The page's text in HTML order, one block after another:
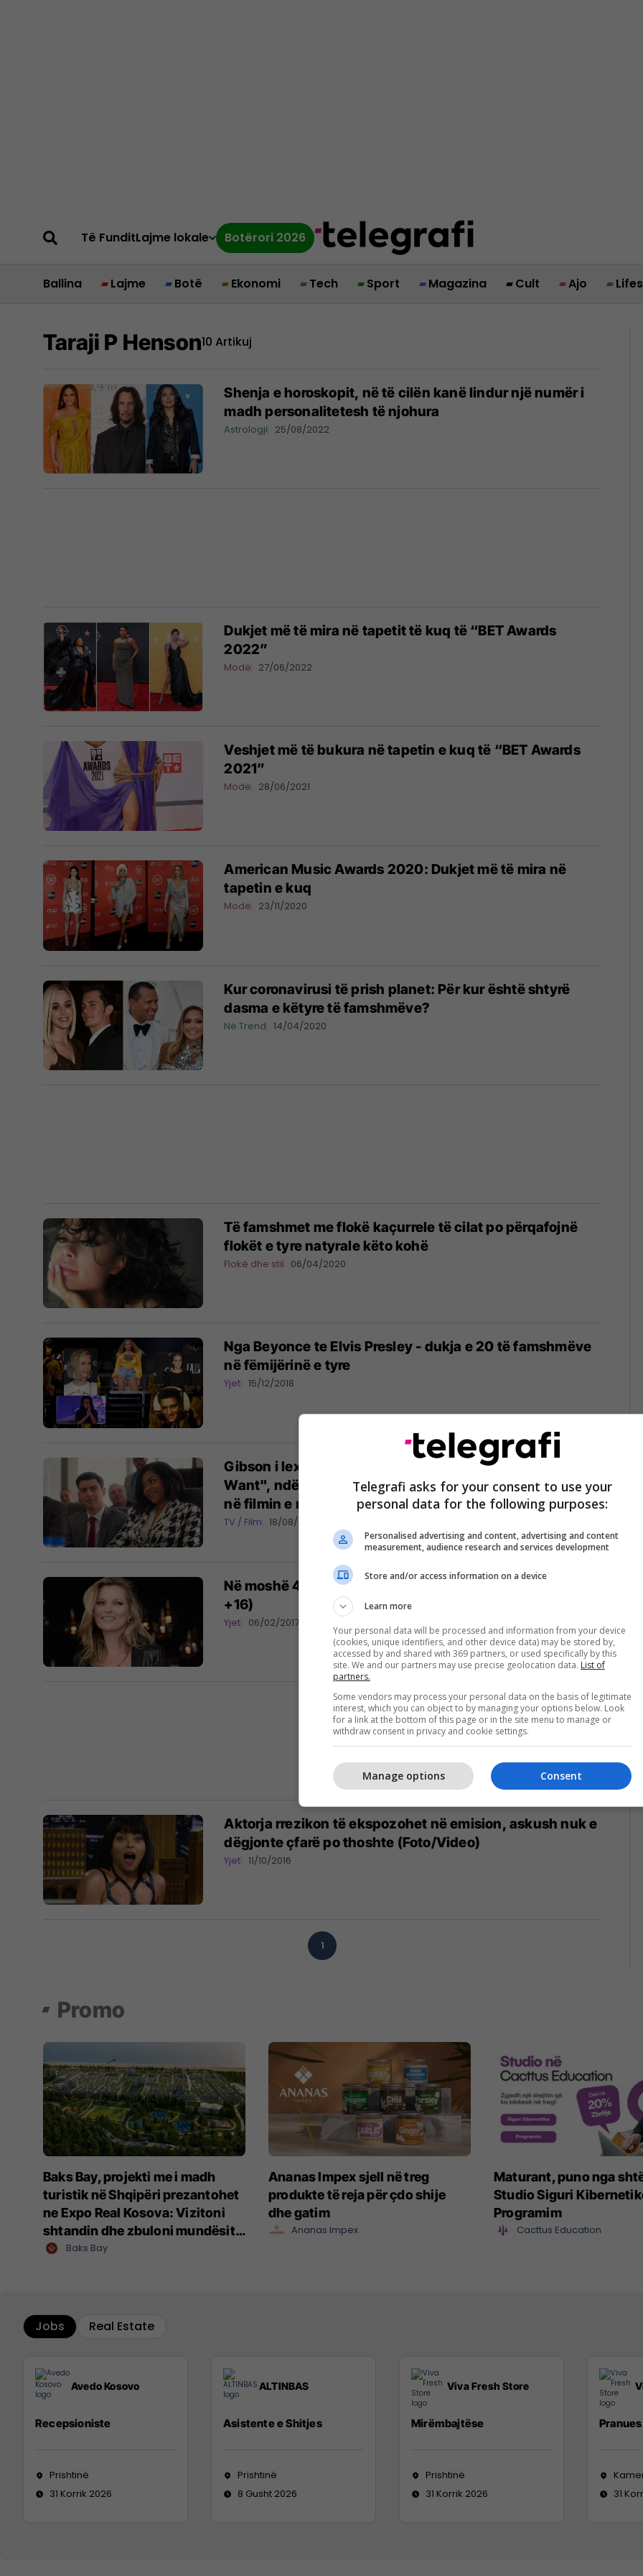
Të FunditLajme lokale Botërori 2026
Ballina Lajme Botë Ekonomi Tech Sport Magazina Cult Ajo
Taraji P Henson10 Artikuj
Shenja e horoskopit, në të cilën kanë lindur një numër i
madh personalitetesh të njohura
Astrologji 25/08/2022
Dukjet më të mira në tapetit të kuq të “BET Awards
2022”
Modë 27/06/2022
Veshjet më të bukura në tapetin e kuq të “BET Awards
2021”
Modë 28/06/2021
American Music Awards 2020: Dukjet më të mira në
tapetin e kuq
Modë 23/11/2020
Kur coronavirusi të prish planet: Për kur është shtyrë
dasma e këtyre të famshmëve?
Në Trend 14/04/2020
Të famshmet me flokë kaçurrele të cilat po përqafojnë
flokët e tyre natyrale këto kohë
Flokë dhe stil 06/04/2020
Nga Beyonce te Elvis Presley - dukja e 20 të famshmëve
në fëmijërinë e tyre
Yjet 15/12/2018
Gibson i lexonte mendimet e femrave në "What Women
Want", ndërsa Taraji do të zbulojë çfarë duan meshkujt
në filmin e ri
TV / Film 18/08/2018
Në moshë 43 vjeçare, Kate Moss pozon e zhveshur (Foto,
+16)
Yjet 06/02/2017
Aktorja rrezikon të ekspozohet në emision, askush nuk e
dëgjonte çfarë po thoshte (Foto/Video)
Yjet 11/10/2016
1
Promo
Baks Bay, projekti me i madh
turistik në Shqipëri prezantohet
ne Expo Real Kosova: Vizitoni
shtandin dhe zbuloni mundësitë
e investimit
Baks Bay
Ananas Impex sjell në treg
produkte të reja për çdo shije
dhe gatim
Ananas Impex
Maturant, puno nga
Studio Siguri
Programim
Cacttus Education
Jobs Real Estate
Avedo Kosovo
Recepsioniste
Prishtinë
31 Korrik 2026
ALTINBAS
Asistente e Shitjes
Prishtinë
8 Gusht 2026
Viva Fresh Store
Mirëmbajtëse
Prishtinë
31 Korrik 2026
31
Telegrafi asks for your consent to use your
personal data for the following purposes:
Personalised advertising and content, advertising and content
measurement, audience research and services development
Store and/or access information on a device
Learn more
Your personal data will be processed and information from your device
(cookies, unique identifiers, and other device data) may be stored by,
accessed by and shared with 369 partners, or used specifically by this
site. We and our partners may use precise geolocation data. List of
partners.
Some vendors may process your personal data on the basis of legitimate
interest, which you can object to by managing your options below. Look
for a link at the bottom of this page or in the site menu to manage or
withdraw consent in privacy and cookie settings.
Consent
Manage options